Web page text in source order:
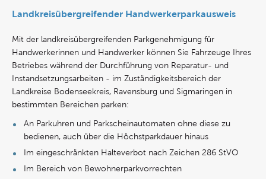
Landkreisübergreifender Handwerkerparkausweis
Mit der landkreisübergreifenden Parkgenehmigung für
Handwerkerinnen und Handwerker können Sie Fahrzeuge Ihres
Betriebes während der Durchführung von Reparatur- und
Instandsetzungsarbeiten - im Zuständigkeitsbereich der
Landkreise Bodenseekreis, Ravensburg und Sigmaringen in
bestimmten Bereichen parken:
An Parkuhren und Parkscheinautomaten ohne diese zu
bedienen, auch über die Höchstparkdauer hinaus
Im eingeschränkten Halteverbot nach Zeichen 286 StVO
Im Bereich von Bewohnerparkvorrechten